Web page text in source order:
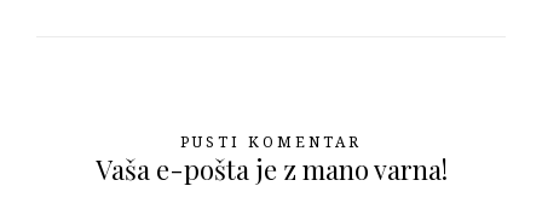
PUSTI KOMENTAR
Vaša e-pošta je z mano varna!